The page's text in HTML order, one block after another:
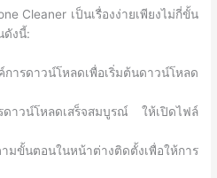
Cleaner เป็นเรื่องง่ายเพียงไม่กี่ขั้น
ดังนี้:
ารดาวน์โหลดเพื่อเริ่มต้นดาวน์โหลด
าวน์โหลดเสร็จสมบูรณ์ ให้เปิดไฟล์
ขั้นตอนในหน้าต่างติดตั้งเพื่อให้การ